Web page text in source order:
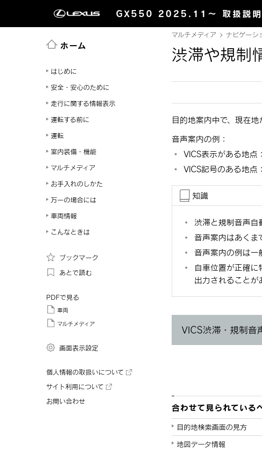
GX550 2025.11～ 取扱説
ホーム
はじめに
安全・安心のために
走行に関する情報表示
運転する前に
運転
室内装備・機能
マルチメディア
お手入れのしかた
万一の場合には
車両情報
こんなときは
ブックマーク
あとで読む
PDFで見る
車両
マルチメディア
画面表示設定
個人情報の取扱いについて
サイト利用について
お問い合わせ
マルチメディア ナビゲーシ
渋滞や規制
目的地案内中で、現在
音声案内の例：
VICS表示がある地点：
VICS記号のある地点：
知識
渋滞と規制音声自
音声案内はあくま
音声案内の例は一
自車位置が正確に
出力されることが
VICS渋滞・規制音
合わせて見られている
目的地検索画面の見方
地図データ情報